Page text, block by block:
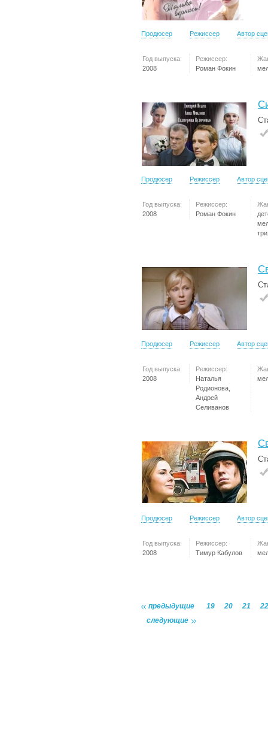
Продюсер Режиссер Автор
Год выпуска:
2008
Режиссер:
Роман Фокин
Продюсер Режиссер Автор
Год выпуска:
2008
Режиссер:
Роман Фокин
Продюсер Режиссер Автор
Год выпуска:
2008
Режиссер:
Наталья
Родионова,
Андрей
Селиванов
Продюсер Режиссер Автор
Год выпуска:
2008
Режиссер:
Тимур Кабулов
предыдущие 19 20 21
22
следующие